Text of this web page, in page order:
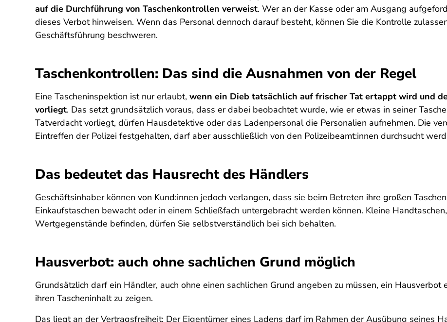
auf die Durchführung von Taschen­kontrollen verweist. Wer an der Kasse oder am Ausgang
dieses Verbot hinweisen. Wenn das Personal dennoch darauf besteht, können Sie die Kontrolle
Geschäftsführung beschweren.
Taschenkontrollen: Das sind die Ausnahmen von der Regel
Eine Tascheninspektion ist nur erlaubt, wenn ein Dieb tatsächlich auf frischer Tat ertappt wird und
vorliegt. Das setzt grundsätzlich voraus, dass er dabei beobachtet wurde, wie er etwas in seiner
Tatverdacht vorliegt, dürfen Hausdetektive oder das Laden­personal die Personalien aufnehmen. Die
Eintreffen der Polizei festgehalten, darf aber ausschließlich von den Polizeibeamt:innen durchsucht
Das bedeutet das Hausrecht des Händlers
Geschäftsinhaber kön­nen von Kund:innen jedoch verlangen, dass sie beim Betreten ihre großen
Einkaufsta­schen bewacht oder in einem Schließfach unter­gebracht werden können. Kleine
Wertgegenstände befinden, dürfen Sie selbstverständlich bei sich behalten.
Hausverbot: auch ohne sachlichen Grund möglich
Grundsätzlich darf ein Händler, auch ohne einen sachlichen Grund angeben zu müssen, ein
ihren Tascheninhalt zu zeigen.
Das liegt an der Vertragsfreiheit: Der Eigentümer eines Ladens darf im Rahmen der Ausübung seines